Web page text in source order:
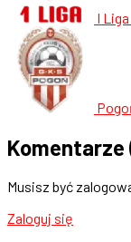
I Liga
Komentarze
Musisz być
Zaloguj się